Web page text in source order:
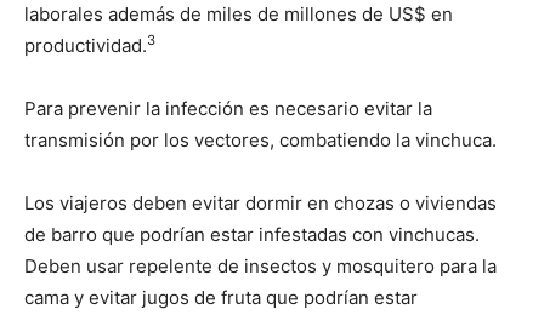
laborales además de miles de millones de US$ en
productividad.3
Para prevenir la infección es necesario evitar la
transmisión por los vectores, combatiendo la vinchuca.
Los viajeros deben evitar dormir en chozas o viviendas
de barro que podrían estar infestadas con vinchucas.
Deben usar repelente de insectos y mosquitero para la
cama y evitar jugos de fruta que podrían estar